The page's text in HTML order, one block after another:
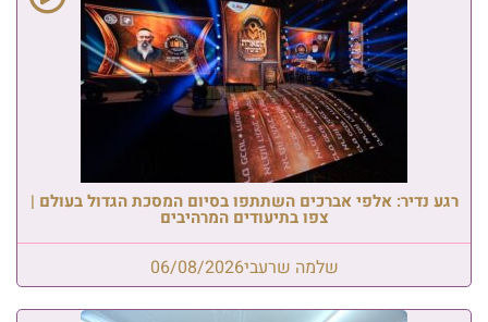
רגע נדיר: אלפי אברכים השתתפו בסיום המסכת הגדול בעולם |
צפו בתיעודים המרהיבים
שלמה שרעבי06/08/2026